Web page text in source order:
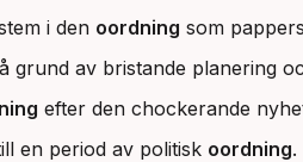
i den oordning som
grund av bristande planering
efter den chockerande
en period av politisk oordning.